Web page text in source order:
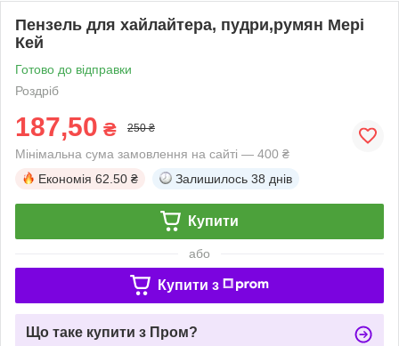
Пензель для хайлайтера, пудри,румян Мері
Кей
Готово до відправки
Роздріб
187,50 ₴ 250 ₴
Мінімальна сума замовлення на сайті — 400 ₴
Економія 62.50 ₴ Залишилось 38 днів
Купити
або
Купити з
Що таке купити з Пром?